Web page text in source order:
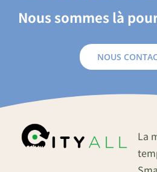
Nous sommes là
NOUS
La